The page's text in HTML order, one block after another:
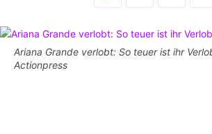
Ariana Grande verlobt: So teuer ist ihr
Actionpress